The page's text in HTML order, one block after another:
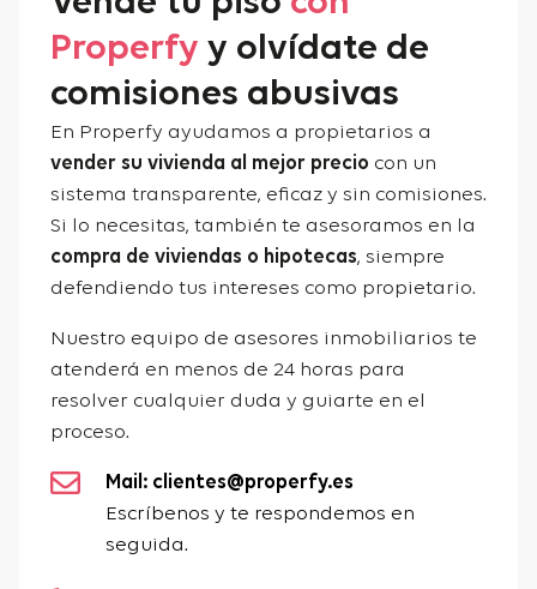
Properfy y olvídate de
comisiones abusivas
En Properfy ayudamos a propietarios a
vender su vivienda al mejor precio con un
sistema transparente, eficaz y sin comisiones.
Si lo necesitas, también te asesoramos en la
compra de viviendas o hipotecas, siempre
defendiendo tus intereses como propietario.
Nuestro equipo de asesores inmobiliarios te
atenderá en menos de 24 horas para
resolver cualquier duda y guiarte en el
proceso.
Mail: clientes@properfy.es
Escríbenos y te respondemos en
seguida.